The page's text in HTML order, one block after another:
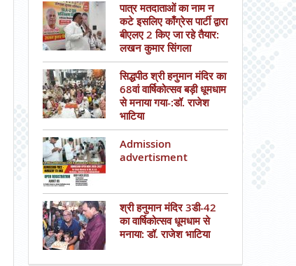
पात्र मतदाताओं का नाम न
कटे इसलिए काँग्रेस पार्टी द्वारा
बीएलए 2 किए जा रहे तैयार:
लखन कुमार सिंगला
सिद्धपीठ श्री हनुमान मंदिर का
68वां वार्षिकोत्सव बड़ी धूमधाम
से मनाया गया-:डॉ. राजेश
भाटिया
Admission
advertisment
श्री हनुमान मंदिर 3डी-42
का वार्षिकोत्सव धूमधाम से
मनाया: डॉ. राजेश भाटिया